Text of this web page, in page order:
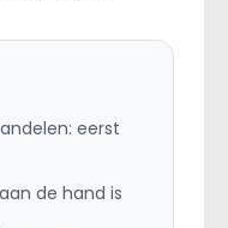
eerst
de hand is